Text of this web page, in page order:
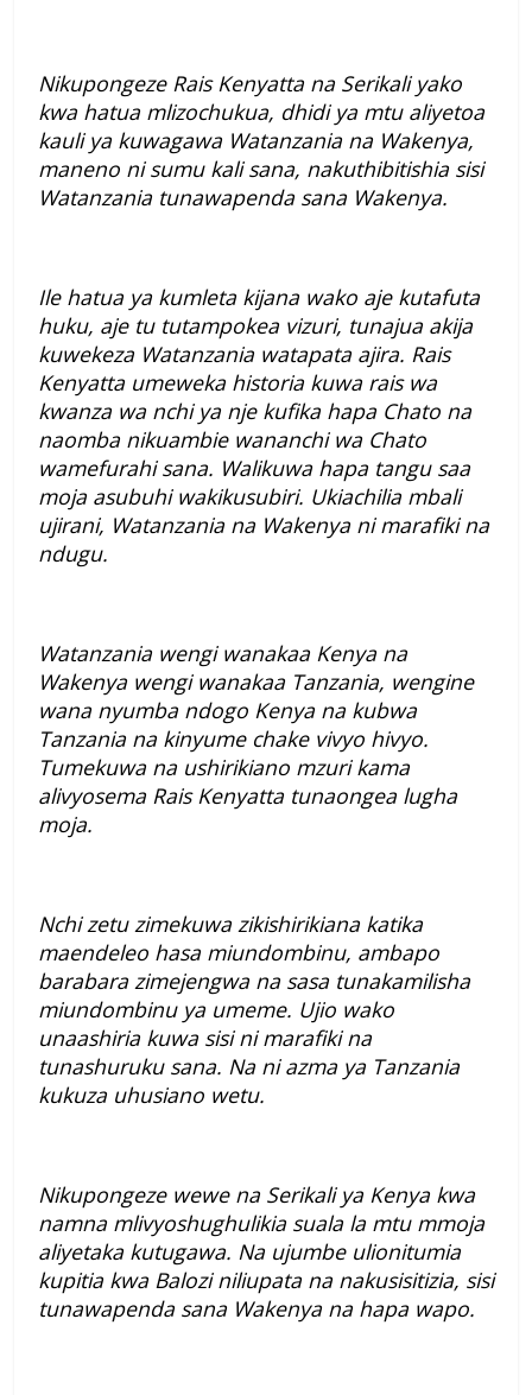
Nikupongeze Rais Kenyatta na Serikali yako
kwa hatua mlizochukua, dhidi ya mtu aliyetoa
kauli ya kuwagawa Watanzania na Wakenya,
maneno ni sumu kali sana, nakuthibitishia sisi
Watanzania tunawapenda sana Wakenya.
Ile hatua ya kumleta kijana wako aje kutafuta
huku, aje tu tutampokea vizuri, tunajua akija
kuwekeza Watanzania watapata ajira. Rais
Kenyatta umeweka historia kuwa rais wa
kwanza wa nchi ya nje kufika hapa Chato na
naomba nikuambie wananchi wa Chato
wamefurahi sana. Walikuwa hapa tangu saa
moja asubuhi wakikusubiri. Ukiachilia mbali
ujirani, Watanzania na Wakenya ni marafiki na
ndugu.
Watanzania wengi wanakaa Kenya na
Wakenya wengi wanakaa Tanzania, wengine
wana nyumba ndogo Kenya na kubwa
Tanzania na kinyume chake vivyo hivyo.
Tumekuwa na ushirikiano mzuri kama
alivyosema Rais Kenyatta tunaongea lugha
moja.
Nchi zetu zimekuwa zikishirikiana katika
maendeleo hasa miundombinu, ambapo
barabara zimejengwa na sasa tunakamilisha
miundombinu ya umeme. Ujio wako
unaashiria kuwa sisi ni marafiki na
tunashuruku sana. Na ni azma ya Tanzania
kukuza uhusiano wetu.
Nikupongeze wewe na Serikali ya Kenya kwa
namna mlivyoshughulikia suala la mtu mmoja
aliyetaka kutugawa. Na ujumbe ulionitumia
kupitia kwa Balozi niliupata na nakusisitizia, sisi
tunawapenda sana Wakenya na hapa wapo.